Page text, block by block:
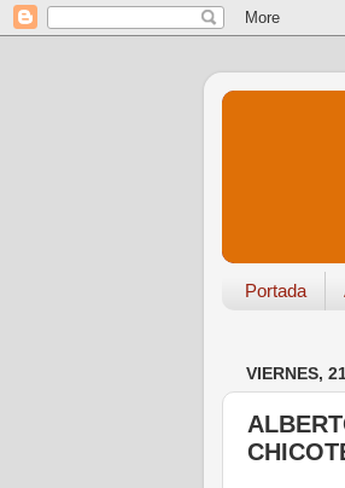
Portada
VIERNES,